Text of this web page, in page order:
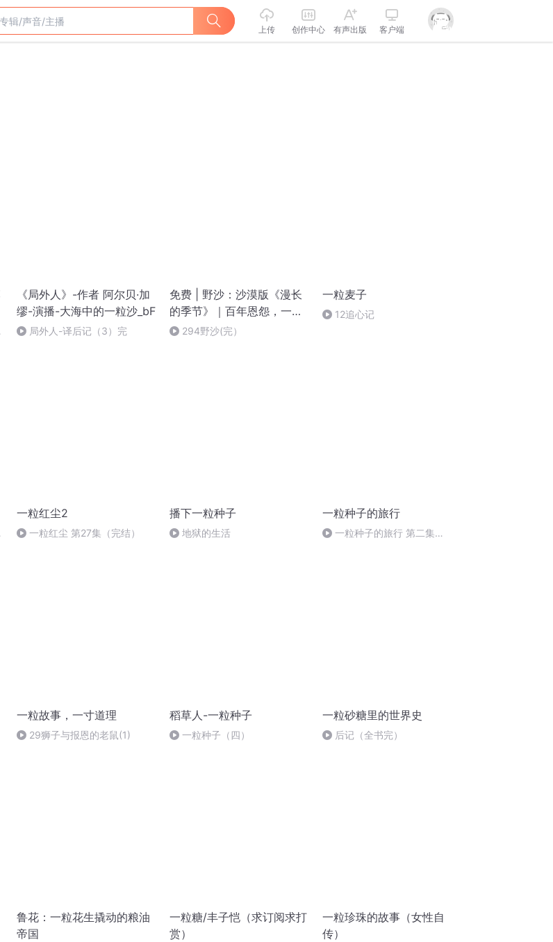
上传 创作中心 有声出版 客户端
《局外人》-作者 阿尔贝·加
缪-演播-大海中的一粒沙_bF
局外人-译后记（3）完
免费 | 野沙：沙漠版《漫长
的季节》｜百年恩怨，一粒
沙里藏着一个中国
294野沙(完）
一粒麦子
12追心记
一粒红尘2
一粒红尘 第27集（完结）
播下一粒种子
地狱的生活
一粒种子的旅行
一粒种子的旅行 第二集
一粒故事，一寸道理
29狮子与报恩的老鼠(1)
稻草人-一粒种子
一粒种子（四）
一粒砂糖里的世界史
后记（全书完）
鲁花：一粒花生撬动的粮油
帝国
一粒糖/丰子恺（求订阅求打
赏）
一粒珍珠的故事（女性自
传）